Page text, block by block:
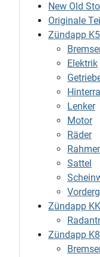
New Old
Originale
Zündapp
Elektrik
Lenker
Motor
Räder
Sattel
Zündapp
Zündapp